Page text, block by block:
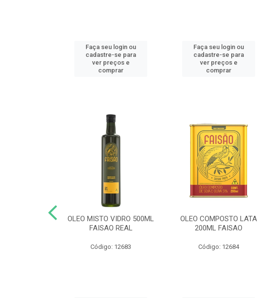
Faça seu login ou
cadastre-se para
ver preços e
comprar
Faça seu login ou
cadastre-se para
ver preços e
comprar
OLEO MISTO VIDRO 500ML
FAISAO REAL
Código: 12683
OLEO COMPOSTO LATA
200ML FAISAO
Código: 12684